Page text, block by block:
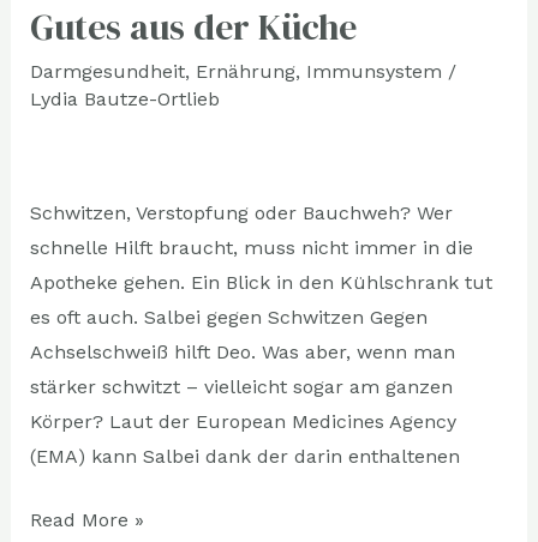
Gutes aus der Küche
Darmgesundheit, Ernährung, Immunsystem /
Lydia Bautze-Ortlieb
Schwitzen, Verstopfung oder Bauchweh? Wer
schnelle Hilft braucht, muss nicht immer in die
Apotheke gehen. Ein Blick in den Kühlschrank tut
es oft auch. Salbei gegen Schwitzen Gegen
Achselschweiß hilft Deo. Was aber, wenn man
stärker schwitzt – vielleicht sogar am ganzen
Körper? Laut der European Medicines Agency
(EMA) kann Salbei dank der darin enthaltenen
Gutes
der
Read More »